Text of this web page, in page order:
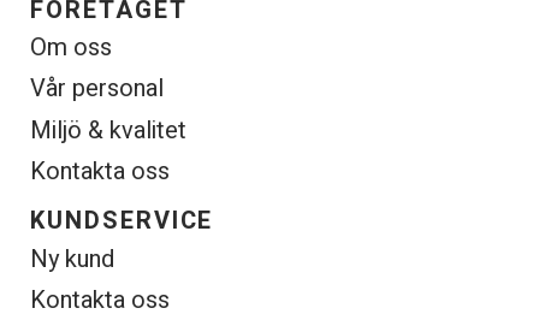
FÖRETAGET
Om oss
Vår personal
Miljö & kvalitet
Kontakta oss
KUNDSERVICE
Ny kund
Kontakta oss